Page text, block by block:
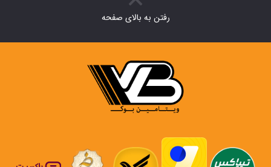
رفتن به بالای صفحه